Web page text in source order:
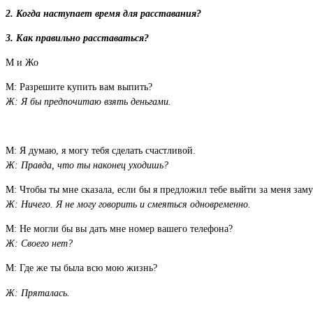
2. Когда наступает время для расставания?
3. Как правильно расставаться?
М и Жо
М: Разрешите купить вам выпить?
Ж: Я бы предпочитаю взять деньгами.
М: Я думаю, я могу тебя сделать счастливой.
Ж: Правда, что ты наконец уходишь?
М: Чтобы ты мне сказала, если бы я предложил тебе выйти за меня
Ж: Ничего. Я не могу говорить и смеяться одновременно.
М: Не могли бы вы дать мне номер вашего телефона?
Ж: Своего нет?
М: Где же ты была всю мою жизнь?
Ж: Пряталась.